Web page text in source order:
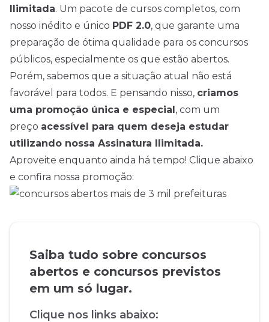
Ilimitada. Um pacote de cursos completos, com
nosso inédito e único PDF 2.0, que garante uma
preparação de ótima qualidade para os concursos
públicos, especialmente os que estão abertos.
Porém, sabemos que a situação atual não está
favorável para todos. E pensando nisso, criamos
uma promoção única e especial, com um
preço acessível para quem deseja estudar
utilizando nossa Assinatura Ilimitada.
Aproveite enquanto ainda há tempo! Clique abaixo
e confira nossa promoção:
Saiba tudo sobre concursos
abertos e concursos previstos
em um só lugar.
Clique nos links abaixo: